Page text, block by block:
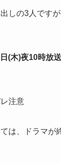
しの3人です
(木)夜10時放
注意
は、ドラマが